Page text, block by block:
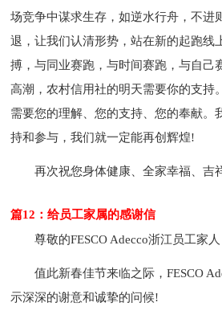
场竞争中谋求生存，如逆水行舟，不进
退，让我们认清形势，站在新的起跑线
搏，与同业赛跑，与时间赛跑，与自己
高潮，农村信用社的明天需要你的支持
需要您的理解、您的支持、您的奉献。
持和参与，我们就一定能再创辉煌!
再次祝您身体健康、全家幸福、吉
篇12：给员工家属的感谢信
尊敬的FESCO Adecco浙江员工家人
值此新春佳节来临之际，FESCO
示深深的谢意和诚挚的问候!